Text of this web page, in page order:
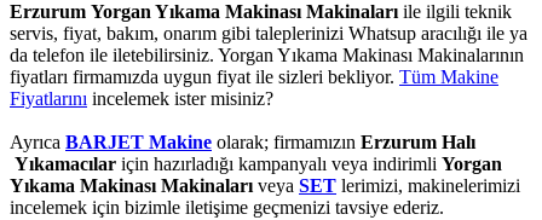
Erzurum Yorgan Yıkama Makinası Makinalarıile ilgili teknik
servis, fiyat, bakım, onarım gibi taleplerinizi Whatsup aracılığı ile ya
da telefon ile iletebilirsiniz. Yorgan Yıkama Makinası Makinalarının
fiyatları firmamızda uygun fiyat ile sizleri bekliyor. Tüm Makine
Fiyatlarını incelemek ister misiniz?
Ayrıca BARJET Makine olarak; firmamızın Erzurum Halı
Yıkamacılar için hazırladığı kampanyalı veya indirimli Yorgan
Yıkama Makinası Makinalarıveya SET lerimizi, makinelerimizi
incelemek için bizimle iletişime geçmenizi tavsiye ederiz.